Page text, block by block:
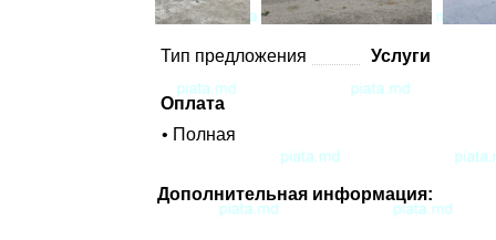
Тип предложения Услуги
Оплата
• Полная
Дополнительная информация: